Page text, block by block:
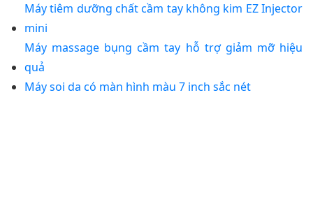
Máy tiêm dưỡng chất cầm tay không kim EZ Injector
mini
Máy massage bụng cầm tay hỗ trợ giảm mỡ hiệu
quả
Máy soi da có màn hình màu 7 inch sắc nét